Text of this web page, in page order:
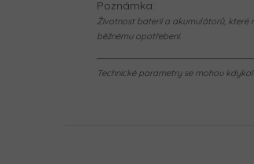
Poznámka:
Životnost baterií a akumulátorů, které
běžnému opotřebení.
Technické parametry se mohou